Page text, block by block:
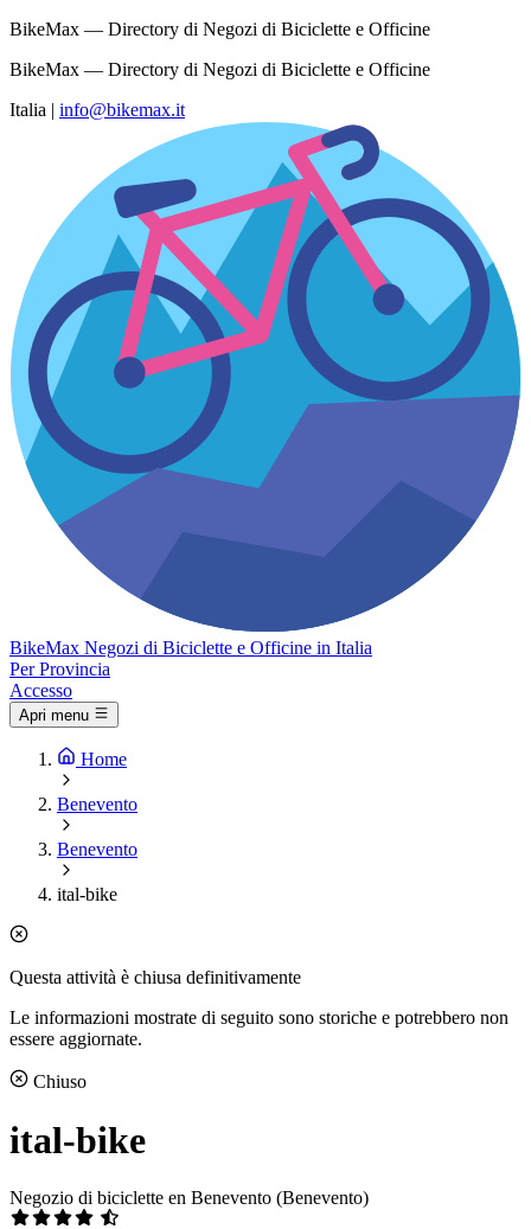
BikeMax — Directory di Negozi di Biciclette e Officine
BikeMax — Directory di Negozi di Biciclette e Officine
Italia | info@bikemax.it
BikeMax Negozi di Biciclette e Officine in Italia
Per Provincia
Accesso
Apri menu
Home
Benevento
Benevento
ital-bike
Questa attività è chiusa definitivamente
Le informazioni mostrate di seguito sono storiche e potrebbero non
essere aggiornate.
Chiuso
ital-bike
Negozio di biciclette en Benevento (Benevento)